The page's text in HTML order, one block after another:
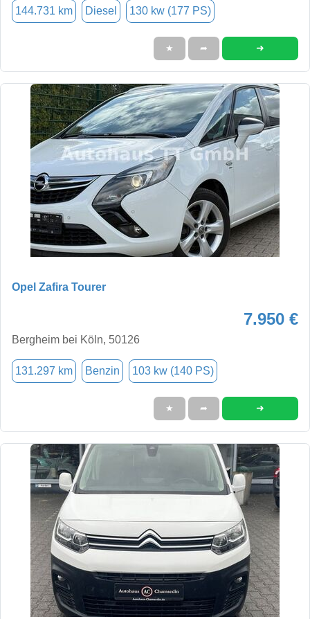
144.731 km Diesel 130 kw (177 PS)
★ ➦ ➜
Opel Zafira Tourer
7.950 €
Bergheim bei Köln, 50126
131.297 km Benzin 103 kw (140 PS)
★ ➦ ➜